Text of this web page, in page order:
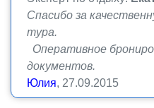
Спасибо за
тура.
Оперативное
документов.
Юлия, 27.09.2015